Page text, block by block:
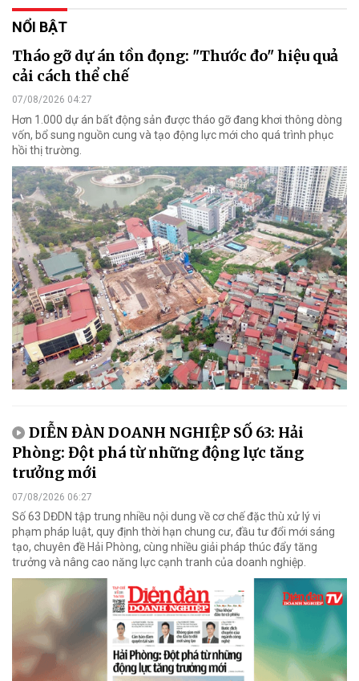
NỔI BẬT
Tháo gỡ dự án tồn đọng: "Thước đo" hiệu quả
cải cách thể chế
07/08/2026 04:27
Hơn 1.000 dự án bất động sản được tháo gỡ đang khơi thông dòng
vốn, bổ sung nguồn cung và tạo động lực mới cho quá trình phục
hồi thị trường.
DIỄN ĐÀN DOANH NGHIỆP SỐ 63: Hải
Phòng: Đột phá từ những động lực tăng
trưởng mới
07/08/2026 06:27
Số 63 DĐDN tập trung nhiều nội dung về cơ chế đặc thù xử lý vi
phạm pháp luật, quy định thời hạn chung cư, đầu tư đổi mới sáng
tạo, chuyên đề Hải Phòng, cùng nhiều giải pháp thúc đẩy tăng
trưởng và nâng cao năng lực cạnh tranh của doanh nghiệp.